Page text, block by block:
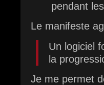
pendant
Le manifeste
Un logiciel
la
Je me permet